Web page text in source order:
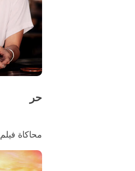
حر
محاكاة فيلم LUT #3 "Violet Midlight"